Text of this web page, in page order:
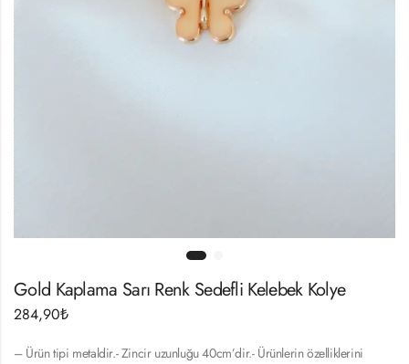
Gold Kaplama Sarı Renk Sedefli Kelebek Kolye
284,90₺
– Ürün tipi metaldir.- Zincir uzunluğu 40cm’dir.- Ürünlerin özelliklerini